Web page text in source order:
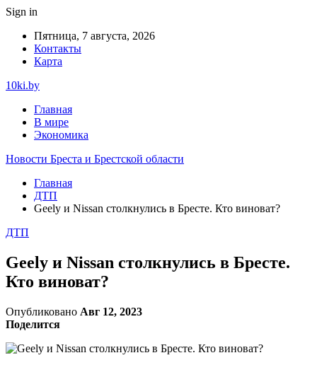
Sign in
Пятница, 7 августа, 2026
Контакты
Карта
10ki.by
Главная
В мире
Экономика
Новости Бреста и Брестской области
Главная
ДТП
Geely и Nissan столкнулись в Бресте. Кто виноват?
ДТП
Geely и Nissan столкнулись в Бресте.
Кто виноват?
Опубликовано Авг 12, 2023
Поделится